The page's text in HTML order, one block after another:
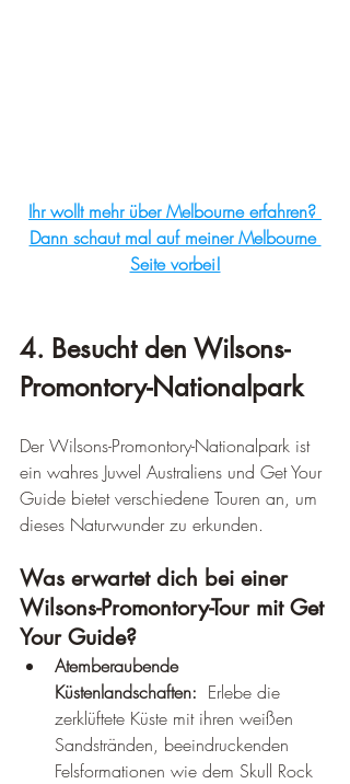
Ihr wollt mehr über Melbourne erfahren?
Dann schaut mal auf meiner Melbourne
Seite vorbei!
4. Besucht den Wilsons-
Promontory-Nationalpark
Der Wilsons-Promontory-Nationalpark ist
ein wahres Juwel Australiens und Get Your
Guide bietet verschiedene Touren an, um
dieses Naturwunder zu erkunden.
Was erwartet dich bei einer
Wilsons-Promontory-Tour mit Get
Your Guide?
Atemberaubende
Küstenlandschaften: Erlebe die
zerklüftete Küste mit ihren weißen
Sandstränden, beeindruckenden
Felsformationen wie dem Skull Rock